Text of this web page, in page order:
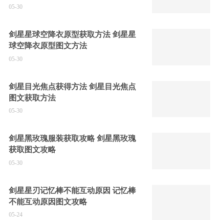
05-30
剑星星球空降衣原型获取方法 剑星星
球空降衣原型图文方法
05-30
剑星目光焦点获得方法 剑星目光焦点
图文获取方法
05-30
剑星黑玫瑰服装获取攻略 剑星黑玫瑰
获取图文攻略
05-30
剑星星刃记忆棒不能互动原因 记忆棒
不能互动原因图文攻略
05-24